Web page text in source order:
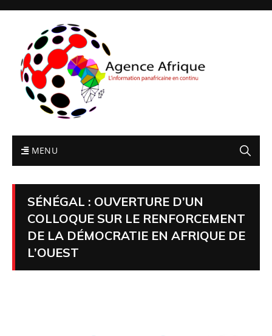
MENU
SÉNÉGAL : OUVERTURE D’UN
COLLOQUE SUR LE RENFORCEMENT
DE LA DÉMOCRATIE EN AFRIQUE DE
L’OUEST